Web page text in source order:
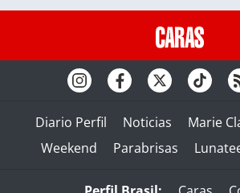
Diario Perfil Noticias Marie
Weekend
Parabrisas